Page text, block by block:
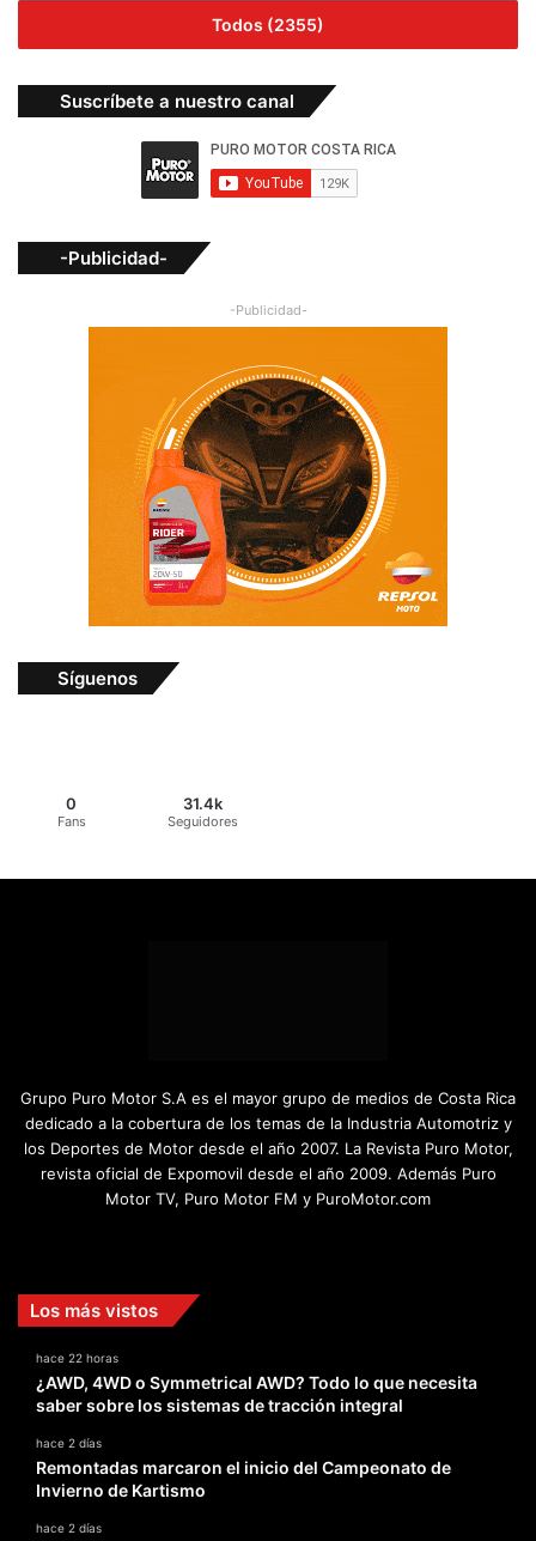
Todos (2355)
Suscríbete a nuestro canal
-Publicidad-
-Publicidad-
Síguenos
0
Fans
31.4k
Seguidores
Grupo Puro Motor S.A es el mayor grupo de medios de Costa Rica
dedicado a la cobertura de los temas de la Industria Automotriz y
los Deportes de Motor desde el año 2007. La Revista Puro Motor,
revista oficial de Expomovil desde el año 2009. Además Puro
Motor TV, Puro Motor FM y PuroMotor.com
Los más vistos
hace 22 horas
¿AWD, 4WD o Symmetrical AWD? Todo lo que necesita
saber sobre los sistemas de tracción integral
hace 2 días
Remontadas marcaron el inicio del Campeonato de
Invierno de Kartismo
hace 2 días